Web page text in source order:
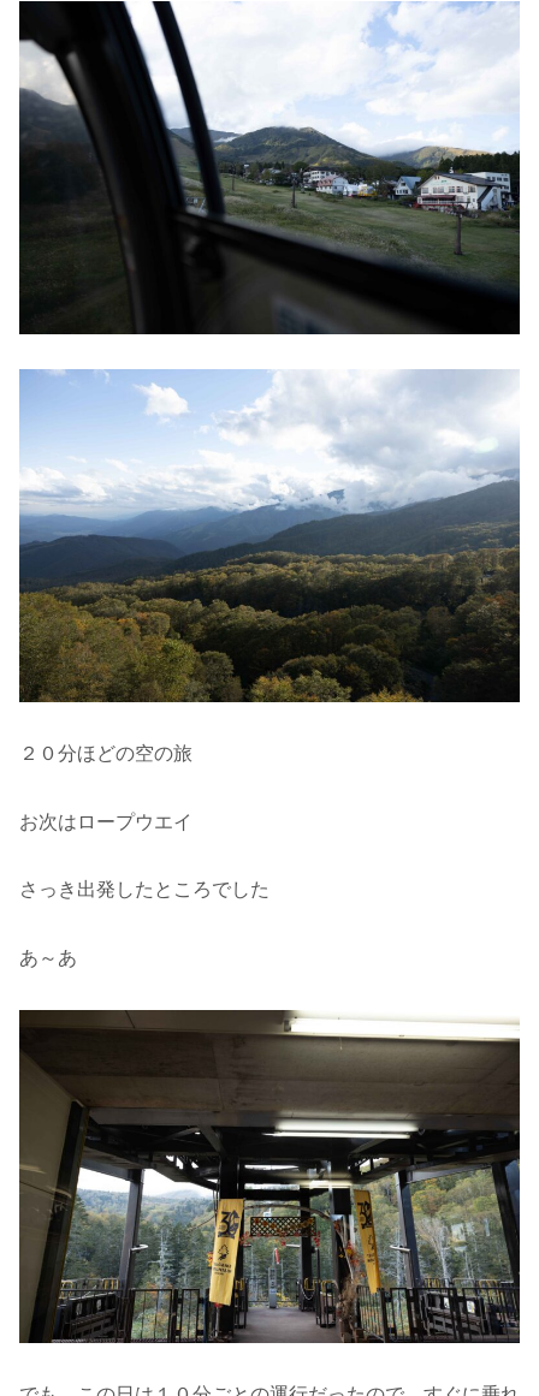
２０分ほどの空の旅
お次はロープウエイ
さっき出発したところでした
あ～あ